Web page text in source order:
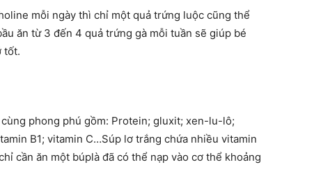
mỗi ngày thì chỉ một quả trứng luộc cũng thể
ăn từ 3 đến 4 quả trứng gà mỗi tuần sẽ giúp bé
tốt.
phong phú gồm: Protein; gluxit; xen-lu-lô;
B1; vitamin C…Súp lơ trắng chứa nhiều vitamin
cần ăn một búplà đã có thể nạp vào cơ thể khoảng